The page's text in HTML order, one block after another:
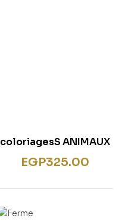
coloriagesS ANIMAUX
EGP325.00